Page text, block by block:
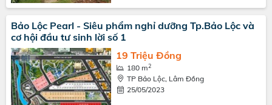
Bảo Lộc Pearl - Siêu phẩm nghỉ dưỡng Tp.Bảo Lộc và
cơ hội đầu tư sinh lời số 1
19 Triệu Đồng
180 m2
TP Bảo Lộc, Lâm Đồng
25/05/2023